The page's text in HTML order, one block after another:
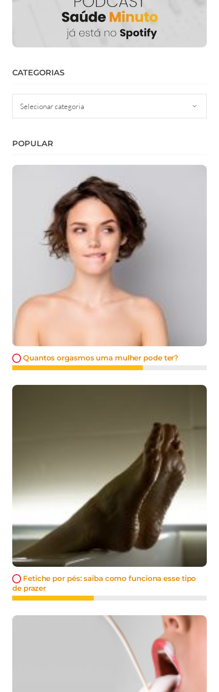
CATEGORIAS
POPULAR
Quantos orgasmos uma mulher pode ter?
Fetiche por pés: saiba como funciona esse tipo
de prazer